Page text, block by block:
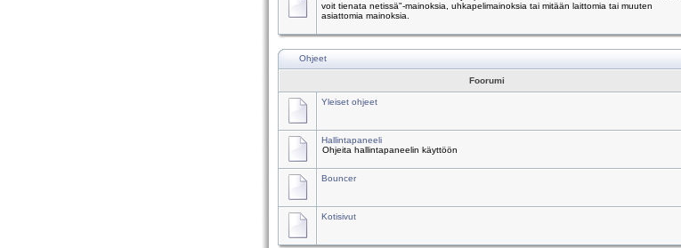
voit tienata netissä"-mainoksia, uhkapelimainoksia tai mitään laittomia tai muuten
asiattomia mainoksia.
Ohjeet
Foorumi
Yleiset ohjeet
Hallintapaneeli
Ohjeita hallintapaneelin käyttöön
Bouncer
Kotisivut